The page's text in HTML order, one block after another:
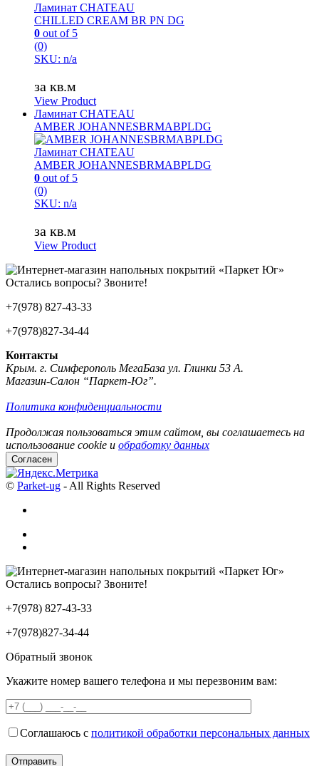
Ламинат CHATEAU
CHILLED CREAM BR PN DG
0 out of 5
(0)
SKU: n/a
за кв.м
View Product
Ламинат CHATEAU
AMBER JOHANNESBRMABPLDG
Ламинат CHATEAU
AMBER JOHANNESBRMABPLDG
0 out of 5
(0)
SKU: n/a
за кв.м
View Product
Остались вопросы? Звоните!
+7(978) 827-43-33
+7(978)827-34-44
Контакты
Крым. г. Симферополь МегаБаза ул. Глинки 53 А.
Магазин-Салон “Паркет-Юг”.
Политика конфиденциальности
Продолжая пользоваться этим сайтом, вы соглашаетесь на
использование cookie и обработку данных
Согласен
© Parket-ug - All Rights Reserved
Остались вопросы? Звоните!
+7(978) 827-43-33
+7(978)827-34-44
Обратный звонок
Укажите номер вашего телефона и мы перезвоним вам:
Соглашаюсь с политикой обработки персональных данных